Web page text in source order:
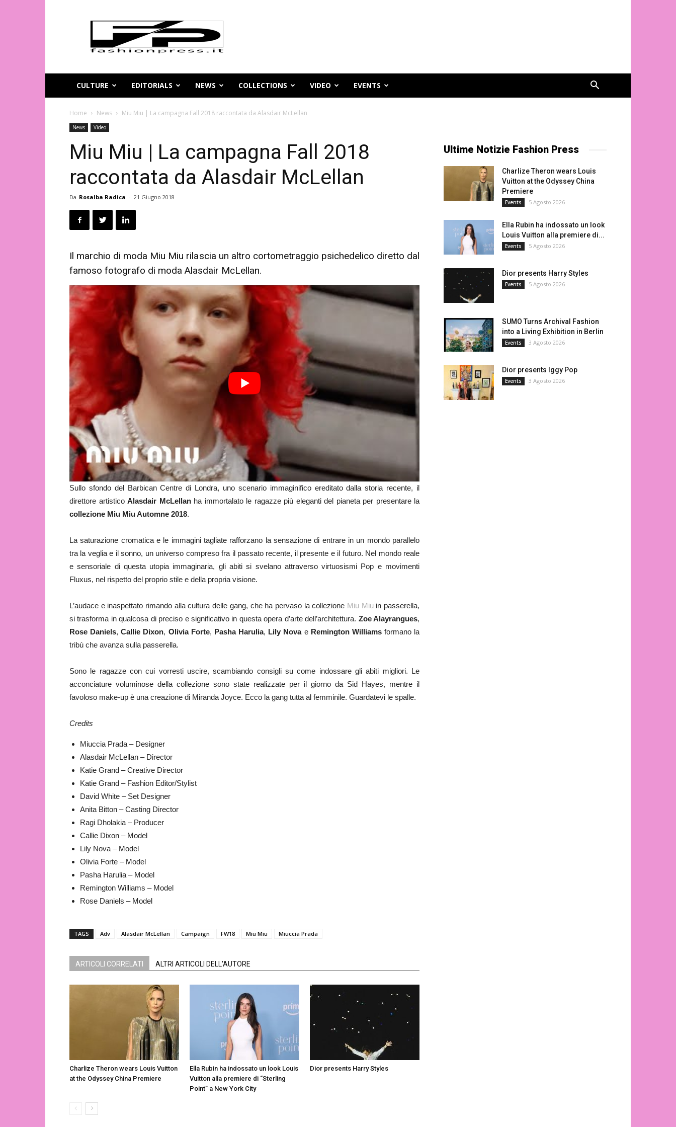
Magazine
moda
online
FashionPress.it
CULTURE
EDITORIALS NEWS COLLECTIONS VIDEO EVENTS
Home News Miu Miu | La campagna Fall 2018 raccontata da Alasdair McLellan
News Video
Miu Miu | La campagna Fall 2018
raccontata da Alasdair McLellan
Da Rosalba Radica - 21 Giugno 2018
Il marchio di moda Miu Miu rilascia un altro cortometraggio psichedelico diretto dal
famoso fotografo di moda Alasdair McLellan.
Sullo sfondo del Barbican Centre di Londra, uno scenario immaginifico ereditato dalla storia recente, il
direttore artistico Alasdair McLellanha immortalato le ragazze più eleganti del pianeta per presentare la
collezione Miu Miu Automne 2018.
La saturazione cromatica e le immagini tagliate rafforzano la sensazione di entrare in un mondo parallelo
tra la veglia e il sonno, un universo compreso fra il passato recente, il presente e il futuro. Nel mondo reale
e sensoriale di questa utopia immaginaria, gli abiti si svelano attraverso virtuosismi Pop e movimenti
Fluxus, nel rispetto del proprio stile e della propria visione.
L’audace e inaspettato rimando alla cultura delle gang, che ha pervaso la collezione Miu Miuin passerella,
si trasforma in qualcosa di preciso e significativo in questa opera d’arte dell’architettura. Zoe Alayrangues,
Rose Daniels,Callie Dixon, Olivia Forte, Pasha Harulia, Lily Novae Remington Williamsformano la
tribù che avanza sulla passerella.
Sono le ragazze con cui vorresti uscire, scambiando consigli su come indossare gli abiti migliori. Le
acconciature voluminose della collezione sono state realizzate per il giorno da Sid Hayes, mentre il
favoloso make-up è una creazione di Miranda Joyce. Ecco la gang tutta al femminile. Guardatevi le spalle.
Credits
Miuccia Prada – Designer
Alasdair McLellan – Director
Katie Grand – Creative Director
Katie Grand – Fashion Editor/Stylist
David White – Set Designer
Anita Bitton – Casting Director
Ragi Dholakia – Producer
Callie Dixon – Model
Lily Nova – Model
Olivia Forte – Model
Pasha Harulia – Model
Remington Williams – Model
Rose Daniels – Model
TAGS Adv Alasdair McLellan Campaign FW18 Miu Miu Miuccia Prada
ARTICOLI CORRELATI ALTRI ARTICOLI DELL'AUTORE
Charlize Theron wears Louis Vuitton
at the Odyssey China Premiere
Ella Rubin ha indossato un look Louis
Vuitton alla premiere di “Sterling
Point” a New York City
Dior presents Harry Styles
Ultime Notizie Fashion Press
Charlize Theron wears Louis
Vuitton at the Odyssey China
Premiere
Events 5 Agosto 2026
Ella Rubin ha indossato un look
Louis Vuitton alla premiere di...
Events 5 Agosto 2026
Dior presents Harry Styles
Events 5 Agosto 2026
SUMO Turns Archival Fashion
into a Living Exhibition in Berlin
Events 3 Agosto 2026
Dior presents Iggy Pop
Events 3 Agosto 2026